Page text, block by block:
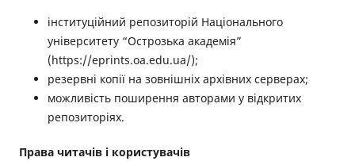
інституційний репозиторій Національного
університету “Острозька академія”
(https://eprints.oa.edu.ua/);
резервні копії на зовнішніх архівних серверах;
можливість поширення авторами у відкритих
репозиторіях.
Права читачів і користувачів